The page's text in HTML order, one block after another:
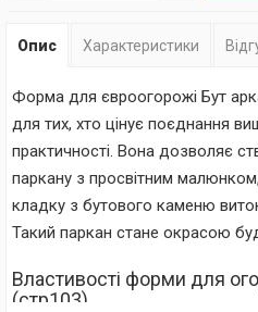
Опис Характеристики
Форма для євроогорожі Бут
для тих, хто цінує поєднання
практичності. Вона дозволяє
паркану з просвітним
кладку з бутового каменю
Такий паркан стане окрасою
Властивості форми для
(стр103)